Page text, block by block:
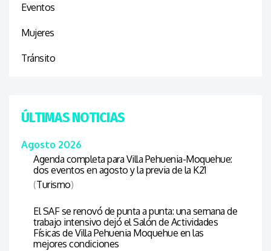
Eventos
Mujeres
Tránsito
ÚLTIMAS NOTICIAS
Agosto 2026
Agenda completa para Villa Pehuenia-Moquehue:
dos eventos en agosto y la previa de la K21
(Turismo)
El SAF se renovó de punta a punta: una semana de
trabajo intensivo dejó el Salón de Actividades
Físicas de Villa Pehuenia Moquehue en las
mejores condiciones